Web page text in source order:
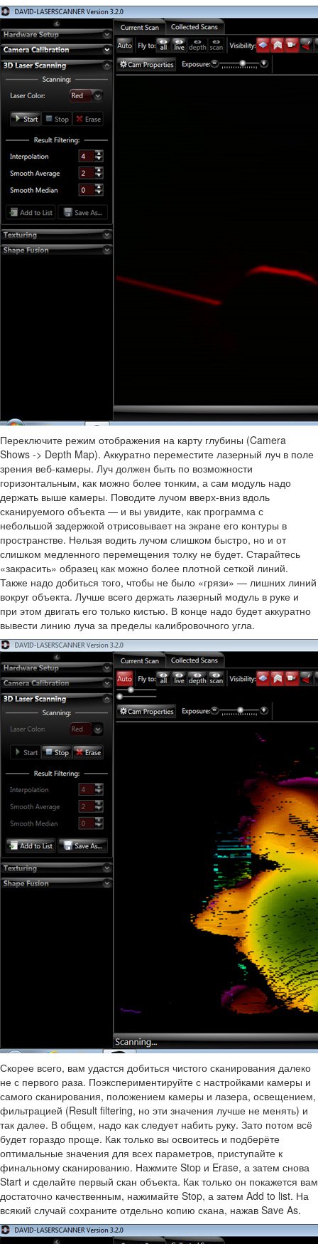
Переключите режим отображения на карту глубины (Camera
Shows -> Depth Map). Аккуратно переместите лазерный луч в поле
зрения веб-камеры. Луч должен быть по возможности
горизонтальным, как можно более тонким, а сам модуль надо
держать выше камеры. Поводите лучом вверх-вниз вдоль
сканируемого объекта — и вы увидите, как программа с
небольшой задержкой отрисовывает на экране его контуры в
пространстве. Нельзя водить лучом слишком быстро, но и от
слишком медленного перемещения толку не будет. Старайтесь
«закрасить» образец как можно более плотной сеткой линий.
Также надо добиться того, чтобы не было «грязи» — лишних линий
вокруг объекта. Лучше всего держать лазерный модуль в руке и
при этом двигать его только кистью. В конце надо будет аккуратно
вывести линию луча за пределы калибровочного угла.
Скорее всего, вам удастся добиться чистого сканирования далеко
не с первого раза. Поэкспериментируйте с настройками камеры и
самого сканирования, положением камеры и лазера, освещением,
фильтрацией (Result filtering, но эти значения лучше не менять) и
так далее. В общем, надо как следует набить руку. Зато потом всё
будет гораздо проще. Как только вы освоитесь и подберёте
оптимальные значения для всех параметров, приступайте к
финальному сканированию. Нажмите Stop и Erase, а затем снова
Start и сделайте первый скан объекта. Как только он покажется вам
достаточно качественным, нажимайте Stop, а затем Add to list. На
всякий случай сохраните отдельно копию скана, нажав Save As.